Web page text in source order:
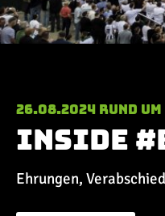
26.08.2024 Rund
Inside
Ehrungen,